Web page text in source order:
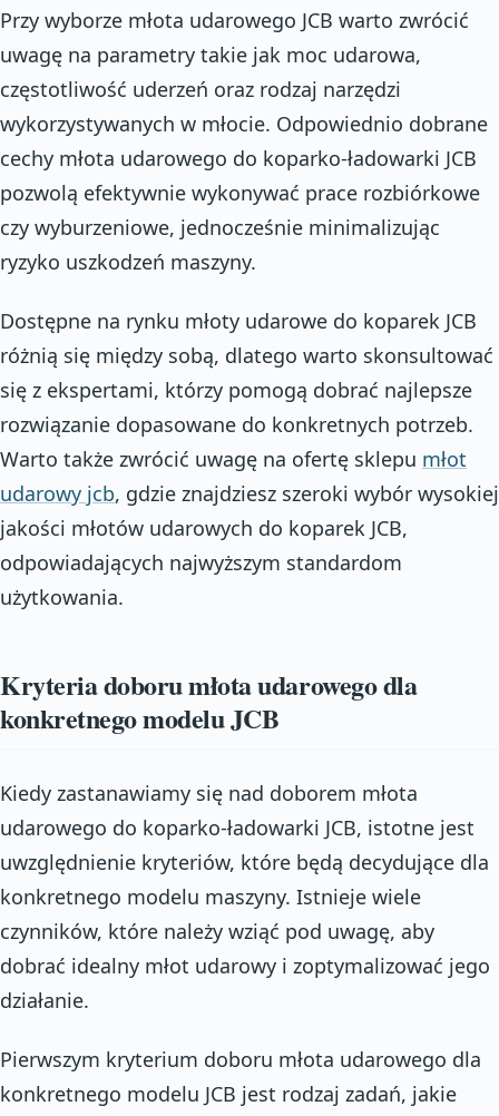
Przy wyborze młota udarowego JCB warto zwrócić
uwagę na parametry takie jak moc udarowa,
częstotliwość uderzeń oraz rodzaj narzędzi
wykorzystywanych w młocie. Odpowiednio dobrane
cechy młota udarowego do koparko-ładowarki JCB
pozwolą efektywnie wykonywać prace rozbiórkowe
czy wyburzeniowe, jednocześnie minimalizując
ryzyko uszkodzeń maszyny.
Dostępne na rynku młoty udarowe do koparek JCB
różnią się między sobą, dlatego warto skonsultować
się z ekspertami, którzy pomogą dobrać najlepsze
rozwiązanie dopasowane do konkretnych potrzeb.
Warto także zwrócić uwagę na ofertę sklepu młot
udarowy jcb, gdzie znajdziesz szeroki wybór wysokiej
jakości młotów udarowych do koparek JCB,
odpowiadających najwyższym standardom
użytkowania.
Kryteria doboru młota udarowego dla
konkretnego modelu JCB
Kiedy zastanawiamy się nad doborem młota
udarowego do koparko-ładowarki JCB, istotne jest
uwzględnienie kryteriów, które będą decydujące dla
konkretnego modelu maszyny. Istnieje wiele
czynników, które należy wziąć pod uwagę, aby
dobrać idealny młot udarowy i zoptymalizować jego
działanie.
Pierwszym kryterium doboru młota udarowego dla
konkretnego modelu JCB jest rodzaj zadań, jakie